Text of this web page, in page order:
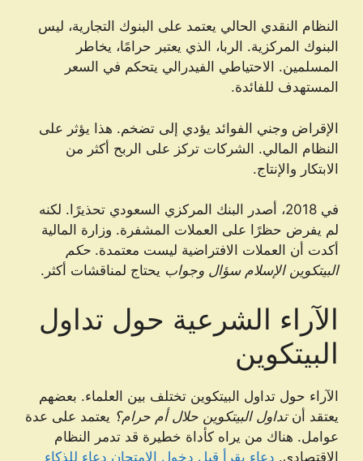
النظام النقدي الحالي يعتمد على البنوك التجارية، ليس
البنوك المركزية. الربا، الذي يعتبر حرامًا، يخاطر
المسلمين. الاحتياطي الفيدرالي يتحكم في السعر
المستهدف للفائدة.
الإقراض وجني الفوائد يؤدي إلى تضخم. هذا يؤثر على
النظام المالي. الشركات تركز على الربح أكثر من
الابتكار والإنتاج.
في 2018، أصدر البنك المركزي السعودي تحذيرًا. لكنه
لم يفرض حظرًا على العملات المشفرة. وزارة المالية
أكدت أن العملات الافتراضية ليست معتمدة. حكم
البيتكوين الإسلام سؤال وجواب يحتاج لمناقشات أكثر.
الآراء الشرعية حول تداول
البيتكوين
الآراء حول تداول البيتكوين تختلف بين العلماء. بعضهم
يعتقد أنتداول البيتكوين حلال أم حرام؟ يعتمد على عدة
عوامل. هناك من يراه كأداة خطيرة قد تدمر النظام
الاقتصادي. دعاء يقرأ قبل دخول الامتحان دعاء للذكاء